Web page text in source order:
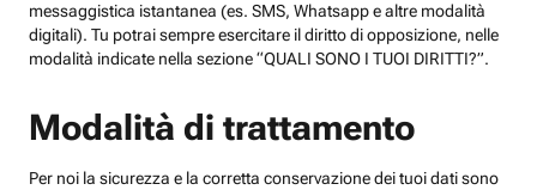
messaggistica istantanea (es. SMS, Whatsapp e altre modalità
digitali). Tu potrai sempre esercitare il diritto di opposizione, nelle
modalità indicate nella sezione “QUALI SONO I TUOI DIRITTI?”.
Modalità di trattamento
Per noi la sicurezza e la corretta conservazione dei tuoi dati sono